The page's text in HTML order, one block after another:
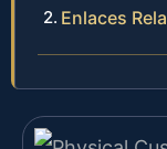
Enlaces